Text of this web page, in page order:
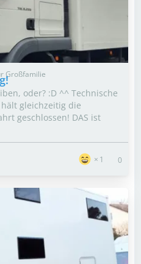
Großfamilie
oder? :D ^^ Technische
gleichzeitig die
geschlossen! DAS ist
1 0